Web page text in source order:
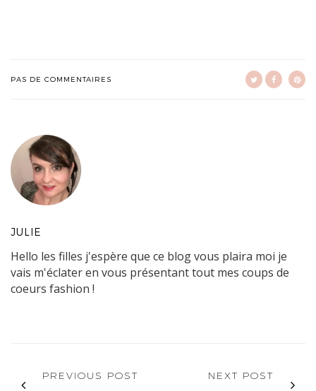
PAS DE COMMENTAIRES
JULIE
Hello les filles j'espère que ce blog vous plaira moi je
vais m'éclater en vous présentant tout mes coups de
coeurs fashion !
PREVIOUS POST NEXT POST